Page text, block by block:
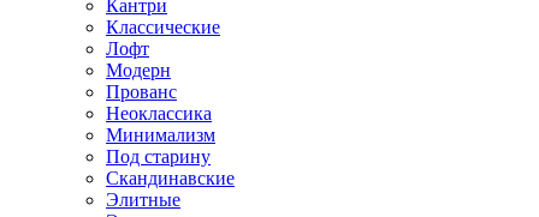
Кантри
Классические
Лофт
Модерн
Прованс
Неоклассика
Минимализм
Под старину
Скандинавские
Элитные